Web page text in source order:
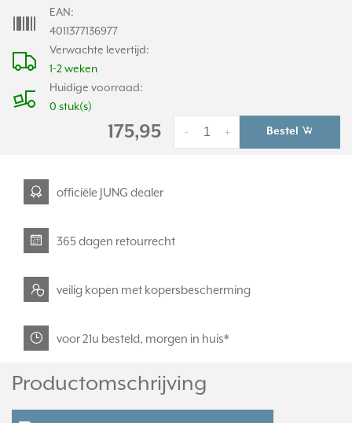
Verwachte levertijd:
1-2 weken
Huidige voorraad:
0 stuk(s)
EAN:
4011377136977
175,95 +
- Bestel
officiële JUNG dealer
365 dagen retourrecht
veilig kopen met kopersbescherming
voor 21u besteld, morgen in huis*
Productomschrijving